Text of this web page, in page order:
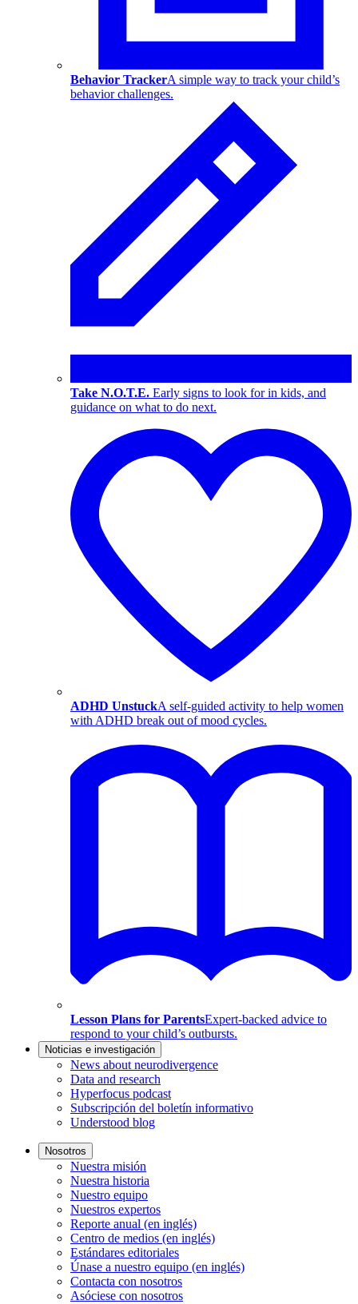
Behavior TrackerA simple way to track your child’s
behavior challenges.
Take N.O.T.E. Early signs to look for in kids, and
guidance on what to do next.
ADHD UnstuckA self-guided activity to help women
with ADHD break out of mood cycles.
Lesson Plans for ParentsExpert-backed advice to
respond to your child’s outbursts.
Noticias e investigación
News about neurodivergence
Data and research
Hyperfocus podcast
Subscripción del boletín informativo
Understood blog
Nosotros
Nuestra misión
Nuestra historia
Nuestro equipo
Nuestros expertos
Reporte anual (en inglés)
Centro de medios (en inglés)
Estándares editoriales
Únase a nuestro equipo (en inglés)
Contacta con nosotros
Asóciese con nosotros